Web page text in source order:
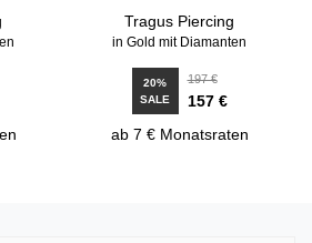
Tragus Piercing
in Gold mit Diamanten
20%
SALE
197 €
157 €
ab 7 € Monatsraten